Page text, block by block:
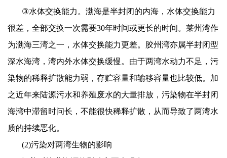
③水体交换能力。渤海是半封闭的内海，水体交换能力
很差，全部交换一次需要30年时间或更长的时间。莱州湾作
为渤海三湾之一，水体交换能力更差。胶州湾亦属半封闭型
深水海湾，湾内外水体交换缓慢。由于两湾水动力不足，污
染物的稀释扩散能力弱，存贮容量和输移容量也比较低。加
之近年来陆源污水和养殖废水的大量排放，污染物在半封闭
海湾中滞留时问长，不能很快稀释扩散，从而导致了两湾水
质的持续恶化。
(2)污染对两湾生物的影响